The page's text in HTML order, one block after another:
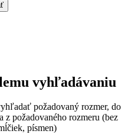
vyhľadávaniu
požadovaný rozmer, do
z požadovaného rozmeru (bez
písmen)